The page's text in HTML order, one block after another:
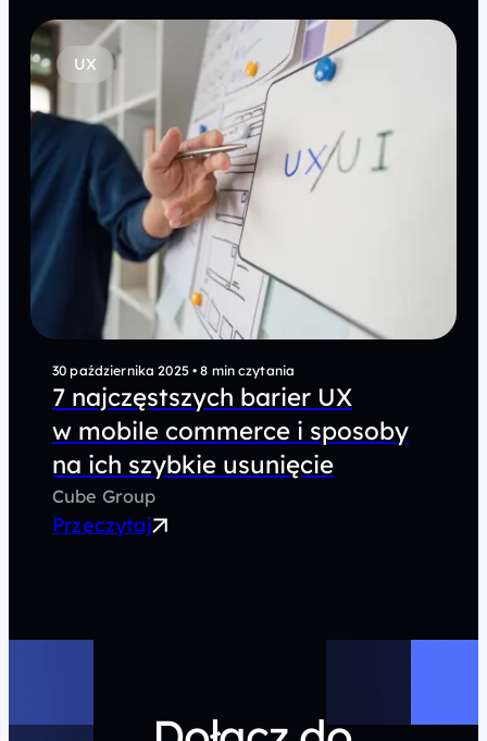
UX
30 października 2025 • 8 min czytania
7 najczęstszych barier UX
w mobile commerce i sposoby
na ich szybkie usunięcie
Cube Group
Przeczytaj